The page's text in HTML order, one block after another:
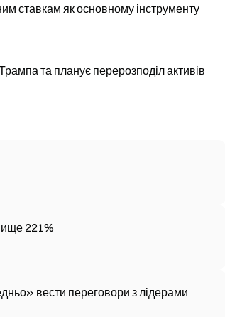
ставкам як основному інструменту
та планує перерозподіл активів
221%
вести переговори з лідерами